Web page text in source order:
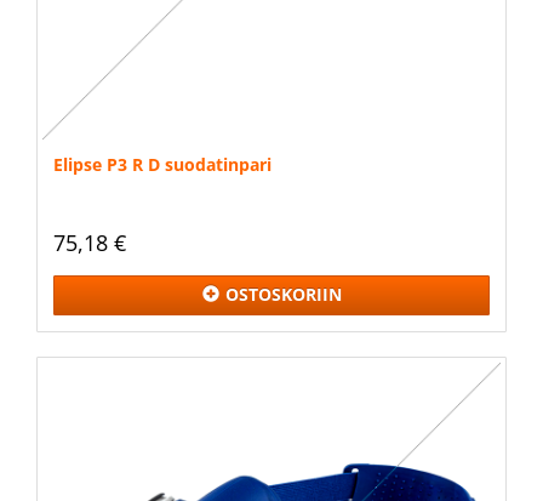
Elipse P3 R D suodatinpari
75,18 €
OSTOSKORIIN